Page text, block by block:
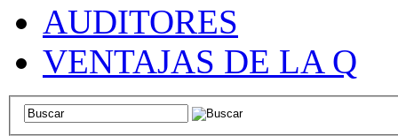
AUDITORES
VENTAJAS DE LA Q